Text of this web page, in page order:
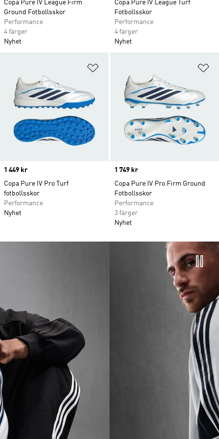
Copa Pure IV League Firm
Ground Fotbollsskor
Performance
4 färger
Nyhet
Copa Pure IV League Turf
Fotbollsskor
Performance
4 färger
Nyhet
Price
1 449 kr
Copa Pure IV Pro Turf
fotbollsskor
Performance
Nyhet
Price
1 749 kr
Copa Pure IV Pro Firm Ground
Fotbollsskor
Performance
3 färger
Nyhet